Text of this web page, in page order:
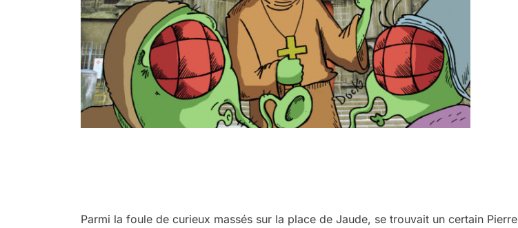
Parmi la foule de curieux massés sur la place de Jaude, se trouvait un certain Pierre